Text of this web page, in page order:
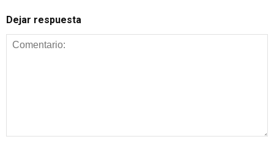
Dejar respuesta